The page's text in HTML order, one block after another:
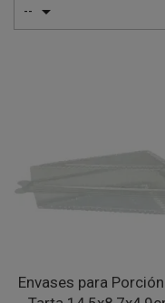
-- 
Envases para